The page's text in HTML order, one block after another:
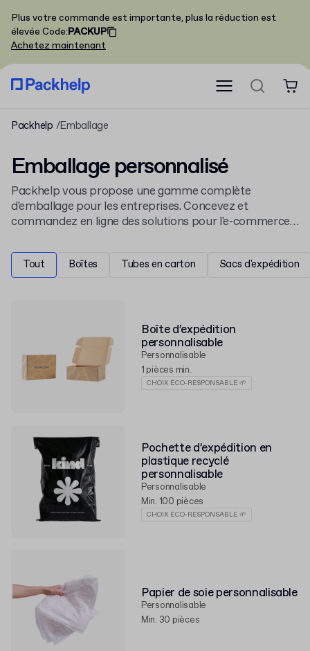
Plus votre commande est importante, plus la réduction est
élevée Code:PACKUP
Achetez maintenant
Packhelp Emballage
Emballage personnalisé
Packhelp vous propose une gamme complète
d'emballage pour les entreprises. Concevez et
commandez en ligne des solutions pour l'e-commerce
postaux. Personnalisez chaque détail pour qu'il
corresponde à votre marque.
Tout Boîtes Tubes en carton Sacs d'expédition
Boîte d’expédition
personnalisable
Personnalisable
1 pièces min.
CHOIX ÉCO-RESPONSABLE 🌱
Pochette d’expédition en
plastique recyclé
personnalisable
Personnalisable
Min. 100 pièces
CHOIX ÉCO-RESPONSABLE 🌱
Papier de soie personnalisable
Personnalisable
Min. 30 pièces